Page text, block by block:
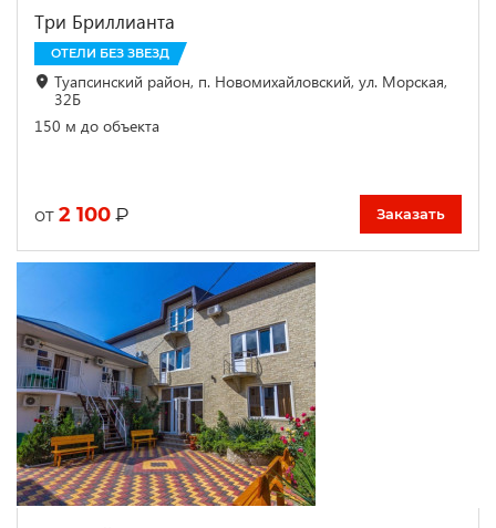
Три Бриллианта
ОТЕЛИ БЕЗ ЗВЕЗД
Туапсинский район, п. Новомихайловский, ул. Морская,
32Б
150 м до объекта
от 2 100 ₽ Заказать